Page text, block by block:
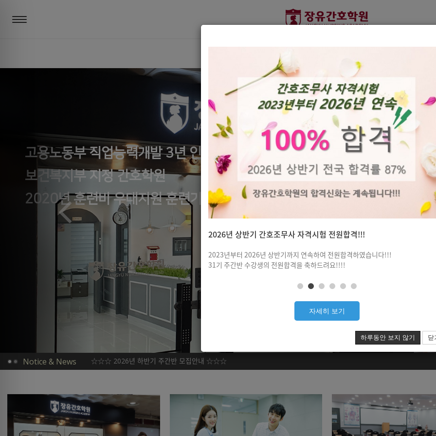
고용노동부 직업능력개발 3년 인증 훈련기관
보건복지부 지정 간호학원
2020년 훈련비 우대지원 훈련기관 선정
고용노동부 직업능력개발 3년 인증 훈련기관
보건복지부 지정 간호학원
2020년 훈련비 우대지원 훈련기관 선정
고용노동부 직업능력개발 3년 인증 훈련기관
보건복지부 지정 간호학원
2020년 훈련비 우대지원 훈련기관 선정
Notice & News <<<<축>>>> 2026년 상반기 간호조무사 자격시험 전원합격!!!
반기 간호조무사 자격시험 전원합격!!!
2026년 상반기까지 연속하여 전원합격하였습니다!!!
수강생의 전원합격을 축하드려요!!!!
2026년 간호조무사 국가시험 시행계획 안내
2026년도 자격시험 일정이 공고되었으니 공지사항을 확인하시기 바랍니다.
자세히 보기